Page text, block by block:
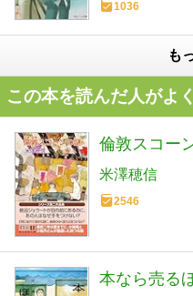
1036
も
この本を読んだ人がよ
倫敦スコー
米澤穂信
2546
本なら売る